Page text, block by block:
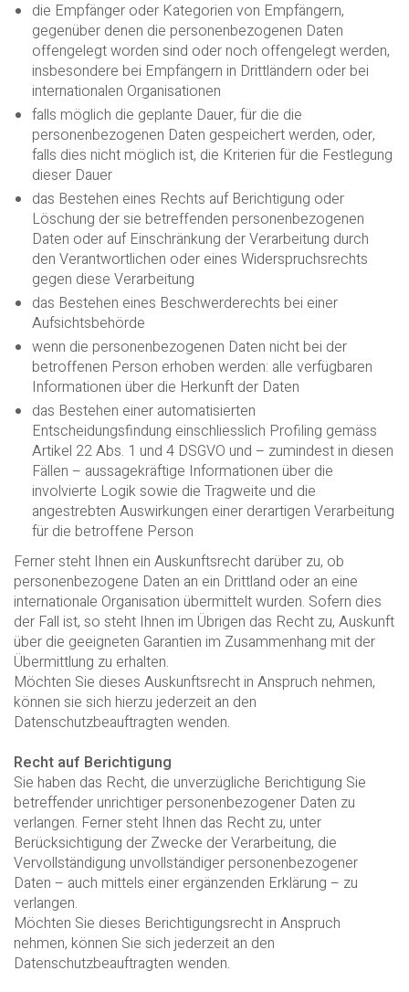
die Empfänger oder Kategorien von Empfängern,
gegenüber denen die personenbezogenen Daten
offengelegt worden sind oder noch offengelegt werden,
insbesondere bei Empfängern in Drittländern oder bei
internationalen Organisationen
falls möglich die geplante Dauer, für die die
personenbezogenen Daten gespeichert werden, oder,
falls dies nicht möglich ist, die Kriterien für die Festlegung
dieser Dauer
das Bestehen eines Rechts auf Berichtigung oder
Löschung der sie betreffenden personenbezogenen
Daten oder auf Einschränkung der Verarbeitung durch
den Verantwortlichen oder eines Widerspruchsrechts
gegen diese Verarbeitung
das Bestehen eines Beschwerderechts bei einer
Aufsichtsbehörde
wenn die personenbezogenen Daten nicht bei der
betroffenen Person erhoben werden: alle verfügbaren
Informationen über die Herkunft der Daten
das Bestehen einer automatisierten
Entscheidungsfindung einschliesslich Profiling gemäss
Artikel 22 Abs. 1 und 4 DSGVO und – zumindest in diesen
Fällen – aussagekräftige Informationen über die
involvierte Logik sowie die Tragweite und die
angestrebten Auswirkungen einer derartigen Verarbeitung
für die betroffene Person
Ferner steht Ihnen ein Auskunftsrecht darüber zu, ob
personenbezogene Daten an ein Drittland oder an eine
internationale Organisation übermittelt wurden. Sofern dies
der Fall ist, so steht Ihnen im Übrigen das Recht zu, Auskunft
über die geeigneten Garantien im Zusammenhang mit der
Übermittlung zu erhalten.
Möchten Sie dieses Auskunftsrecht in Anspruch nehmen,
können sie sich hierzu jederzeit an den
Datenschutzbeauftragten wenden.
Recht auf Berichtigung
Sie haben das Recht, die unverzügliche Berichtigung Sie
betreffender unrichtiger personenbezogener Daten zu
verlangen. Ferner steht Ihnen das Recht zu, unter
Berücksichtigung der Zwecke der Verarbeitung, die
Vervollständigung unvollständiger personenbezogener
Daten – auch mittels einer ergänzenden Erklärung – zu
verlangen.
Möchten Sie dieses Berichtigungsrecht in Anspruch
nehmen, können Sie sich jederzeit an den
Datenschutzbeauftragten wenden.